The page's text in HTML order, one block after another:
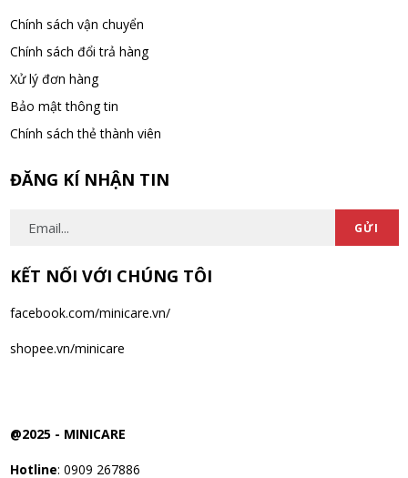
Đặng Hòa Khánh Yên đã mua sản phẩm Men Vi Sinh BioGaia
Nhật Bản lọ 5ml cho trẻ Sơ Sinh
06/08/2026
Chính sách vận chuyển
Chính sách đổi trả hàng
Xử lý đơn hàng
Bảo mật thông tin
Chính sách thẻ thành viên
ĐĂNG KÍ NHẬN TIN
GỬI
KẾT NỐI VỚI CHÚNG TÔI
facebook.com/minicare.vn/
shopee.vn/minicare
@2025 - MINICARE
Hotline: 0909 267886